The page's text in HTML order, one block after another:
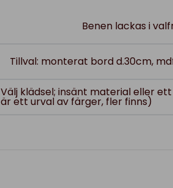
Benen lackas i
Tillval: monterat bord d.30cm,
Välj klädsel; insänt material eller
är ett urval av färger, fler finns)